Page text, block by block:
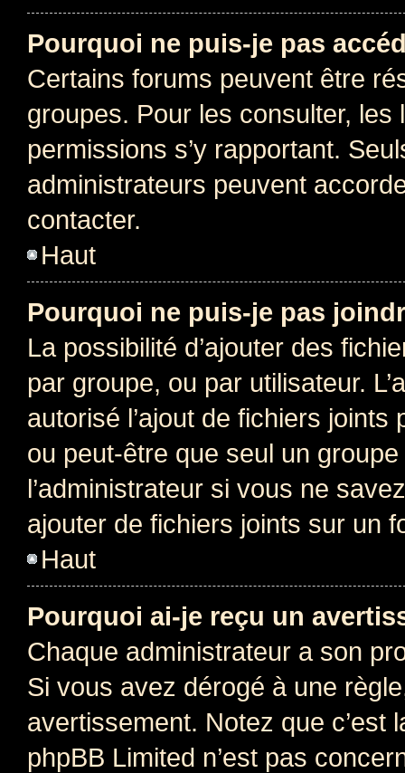
Pourquoi ne puis-je pas
Certains forums peuvent être
groupes. Pour les consulter,
permissions s’y rapportant.
administrateurs peuvent
contacter.
Haut
Pourquoi ne puis-je pas
La possibilité d’ajouter des
par groupe, ou par utilisateur.
autorisé l’ajout de fichiers
ou peut-être que seul un
l’administrateur si vous ne
ajouter de fichiers joints sur un
Haut
Pourquoi ai-je reçu un
Chaque administrateur a son
Si vous avez dérogé à une
avertissement. Notez que c’est
phpBB Limited n’est pas